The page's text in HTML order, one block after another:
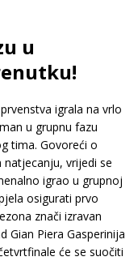
u
igrala na vrlo
u grupnu fazu
tima. Govoreći o
vrijedi se
igrao u grupnoj
osigurati prvo
znači izravan
Gian Piera Gasperinija
će se suočiti